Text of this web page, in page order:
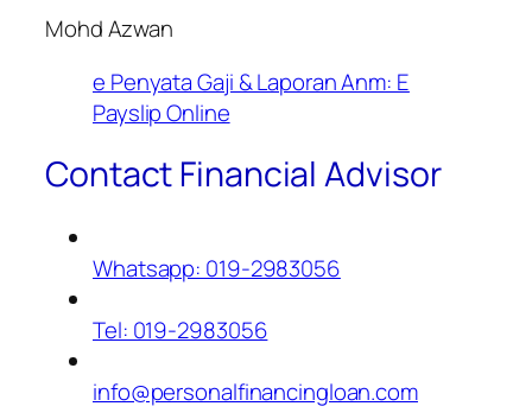
Mohd Azwan
e Penyata Gaji & Laporan Anm: E
Payslip Online
Contact Financial Advisor
Whatsapp: 019-2983056
Tel: 019-2983056
info@personalfinancingloan.com